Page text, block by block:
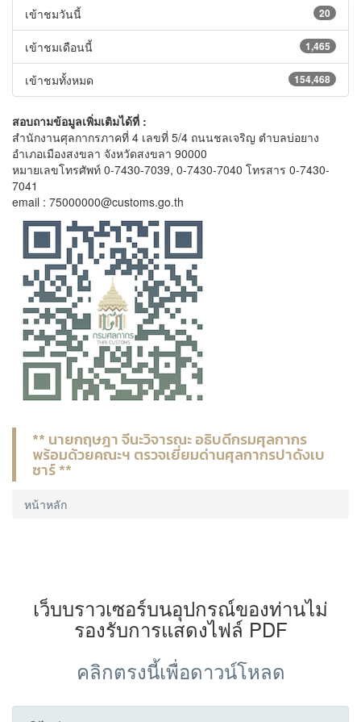
20
เข้าชมวันนี้
1,465
เข้าชมเดือนนี้
154,468
เข้าชมทั้งหมด
สอบถามข้อมูลเพิ่มเติมได้ที่ :
สำนักงานศุลกากรภาคที่ 4 เลขที่ 5/4 ถนนชลเจริญ ตำบลบ่อยาง
อำเภอเมืองสงขลา จังหวัดสงขลา 90000
หมายเลขโทรศัพท์ 0-7430-7039, 0-7430-7040 โทรสาร 0-7430-
7041
email : 75000000@customs.go.th
** นายกฤษฎา จีนะวิจารณะ อธิบดีกรมศุลกากร
พร้อมด้วยคณะฯ ตรวจเยี่ยมด่านศุลกากรปาดังเบ
ซาร์ **
หน้าหลัก
เว็บบราวเซอร์บนอุปกรณ์ของท่านไม่
รองรับการแสดงไฟล์ PDF
คลิกตรงนี้เพื่อดาวน์โหลด